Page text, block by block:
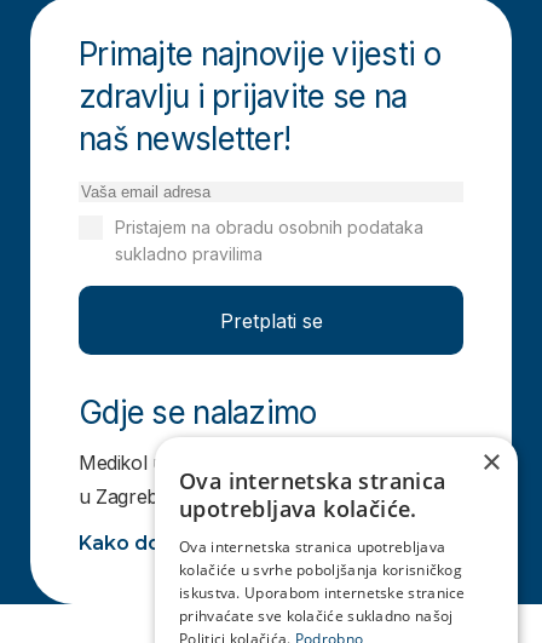
Primajte najnovije vijesti o
zdravlju i prijavite se na
naš newsletter!
Pretplati se
Pristajem na obradu osobnih podataka
sukladno pravilima
Gdje se nalazimo
Medikol ustanova i Medivia centar nalazi se
u Zagrebu i Čakovcu.
Kako do nas Naručite se
×
Ova internetska stranica
upotrebljava kolačiće.
Ova internetska stranica upotrebljava
kolačiće u svrhe poboljšanja korisničkog
iskustva. Uporabom internetske stranice
prihvaćate sve kolačiće sukladno našoj
Politici kolačića. Podrobno